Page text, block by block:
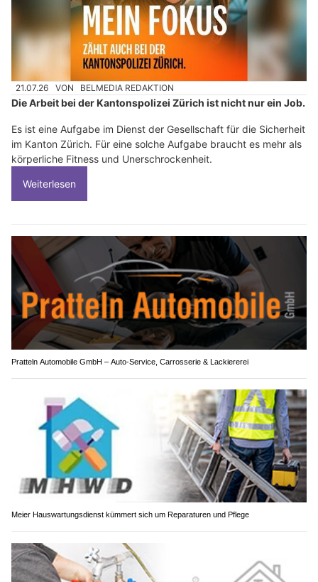
21.07.26 VON BELMEDIA REDAKTION
Die Arbeit bei der Kantonspolizei Zürich ist nicht nur ein Job.
Es ist eine Aufgabe im Dienst der Gesellschaft für die Sicherheit
im Kanton Zürich. Für eine solche Aufgabe braucht es mehr als
körperliche Fitness und Unerschrockenheit.
Weiterlesen
Pratteln Automobile GmbH – Auto-Service, Carrosserie & Lackiererei
Meier Hauswartungsdienst kümmert sich um Reparaturen und Pflege